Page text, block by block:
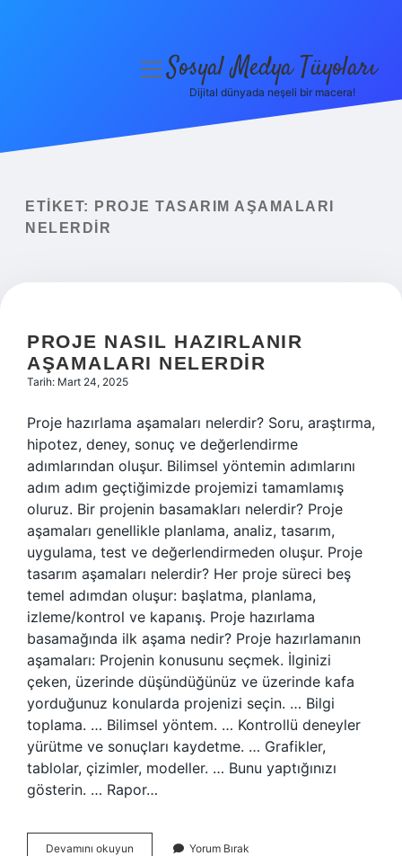
Yasal Uyarı
menüyüSosyal Medya Tüyoları
Dijital dünyada neşeli bir macera!
ETIKET:
PROJE TASARIM AŞAMALARI
NELERDIR
PROJE NASIL HAZIRLANIR
AŞAMALARI NELERDIR
Tarih: Mart 24, 2025
Proje hazırlama aşamaları nelerdir? Soru, araştırma,
hipotez, deney, sonuç ve değerlendirme
adımlarından oluşur. Bilimsel yöntemin adımlarını
adım adım geçtiğimizde projemizi tamamlamış
oluruz. Bir projenin basamakları nelerdir? Proje
aşamaları genellikle planlama, analiz, tasarım,
uygulama, test ve değerlendirmeden oluşur. Proje
tasarım aşamaları nelerdir? Her proje süreci beş
temel adımdan oluşur: başlatma, planlama,
izleme/kontrol ve kapanış. Proje hazırlama
basamağında ilk aşama nedir? Proje hazırlamanın
aşamaları: Projenin konusunu seçmek. İlginizi
çeken, üzerinde düşündüğünüz ve üzerinde kafa
yorduğunuz konularda projenizi seçin. … Bilgi
toplama. … Bilimsel yöntem. … Kontrollü deneyler
yürütme ve sonuçları kaydetme. … Grafikler,
tablolar, çizimler, modeller. … Bunu yaptığınızı
gösterin. … Rapor…
Devamını okuyun Yorum Bırak